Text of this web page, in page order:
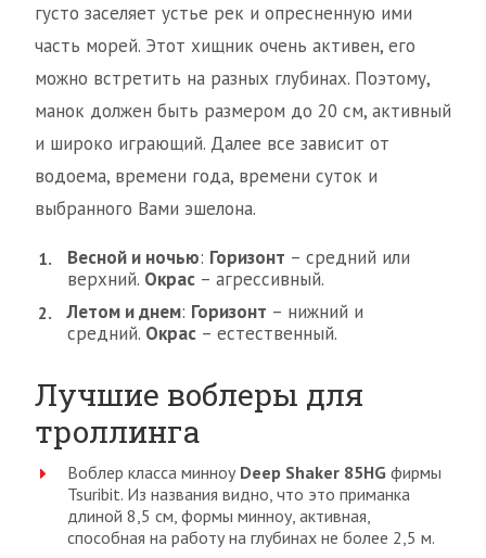
густо заселяет устье рек и опресненную ими
часть морей. Этот хищник очень активен, его
можно встретить на разных глубинах. Поэтому,
манок должен быть размером до 20 см, активный
и широко играющий. Далее все зависит от
водоема, времени года, времени суток и
выбранного Вами эшелона.
Весной и ночью: Горизонт – средний или
верхний. Окрас – агрессивный.
Летом и днем: Горизонт – нижний и
средний. Окрас – естественный.
Лучшие воблеры для
троллинга
Воблер класса минноу Deep Shaker 85HG фирмы
Tsuribit. Из названия видно, что это приманка
длиной 8,5 см, формы минноу, активная,
способная на работу на глубинах не более 2,5 м.